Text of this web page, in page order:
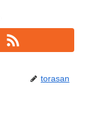
torasan